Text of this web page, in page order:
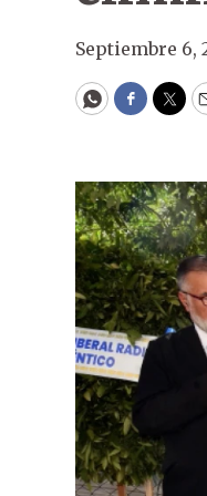
Septiembre 6,
WhatsApp